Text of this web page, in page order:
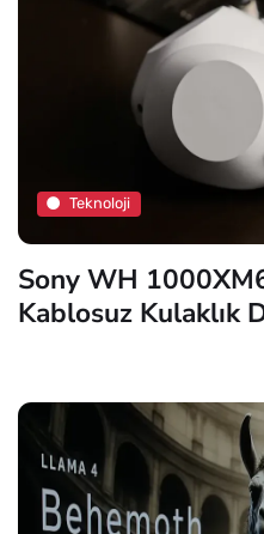
Teknoloji
Sony WH
Kablosuz Kulaklık